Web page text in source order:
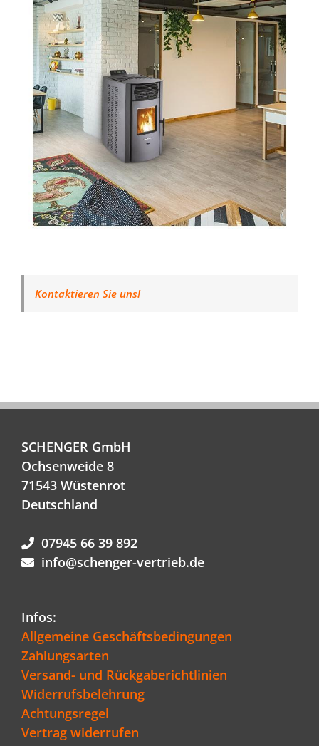
Kontaktieren Sie uns!
SCHENGER GmbH
Ochsenweide 8
71543 Wüstenrot
Deutschland
07945 66 39 892
info@schenger-vertrieb.de
Infos:
Allgemeine Geschäftsbedingungen
Zahlungsarten
Versand- und Rückgaberichtlinien
Widerrufsbelehrung
Achtungsregel
Vertrag widerrufen